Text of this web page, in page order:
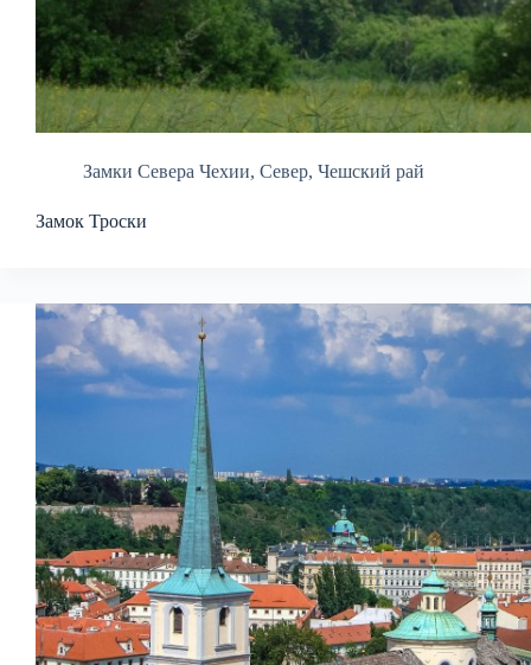
Замки Севера Чехии, Север, Чешский рай
Замок Троски